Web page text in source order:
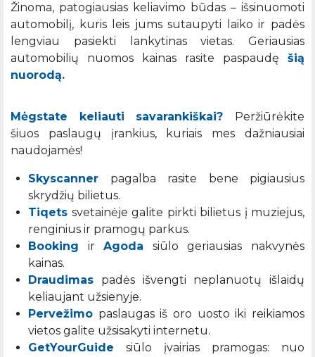
Žinoma, patogiausias keliavimo būdas – išsinuomoti
automobilį, kuris leis jums sutaupyti laiko ir padės
lengviau pasiekti lankytinas vietas. Geriausias
automobilių nuomos kainas rasite paspaudę šią
nuorodą.
Mėgstate keliauti savarankiškai? Peržiūrėkite
šiuos paslaugų įrankius, kuriais mes dažniausiai
naudojamės!
Skyscanner pagalba rasite bene pigiausius
skrydžių bilietus.
Tiqets svetainėje galite pirkti bilietus į muziejus,
renginius ir pramogų parkus.
Booking irAgoda siūlo geriausias nakvynės
kainas.
Draudimas padės išvengti neplanuotų išlaidų
keliaujant užsienyje.
Pervežimo paslaugas iš oro uosto iki reikiamos
vietos galite užsisakyti internetu.
GetYourGuide siūlo įvairias pramogas: nuo